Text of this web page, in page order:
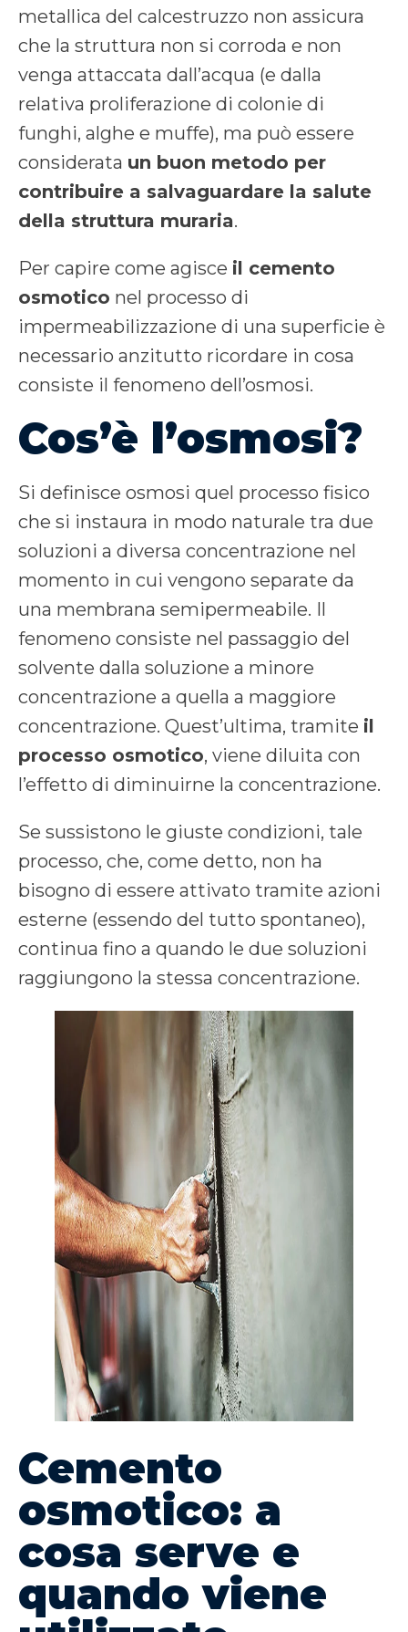
metallica del calcestruzzo non assicura
che la struttura non si corroda e non
venga attaccata dall’acqua (e dalla
relativa proliferazione di colonie di
funghi, alghe e muffe), ma può essere
considerata un buon metodo per
contribuire a salvaguardare la salute
della struttura muraria.
Per capire come agisce il cemento
osmotico nel processo di
impermeabilizzazione di una superficie è
necessario anzitutto ricordare in cosa
consiste il fenomeno dell’osmosi.
Cos’è l’osmosi?
Si definisce osmosi quel processo fisico
che si instaura in modo naturale tra due
soluzioni a diversa concentrazione nel
momento in cui vengono separate da
una membrana semipermeabile. Il
fenomeno consiste nel passaggio del
solvente dalla soluzione a minore
concentrazione a quella a maggiore
concentrazione. Quest’ultima, tramite il
processo osmotico, viene diluita con
l’effetto di diminuirne la concentrazione.
Se sussistono le giuste condizioni, tale
processo, che, come detto, non ha
bisogno di essere attivato tramite azioni
esterne (essendo del tutto spontaneo),
continua fino a quando le due soluzioni
raggiungono la stessa concentrazione.
Cemento
osmotico: a
cosa serve e
quando viene